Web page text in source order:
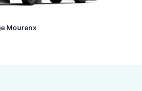
Mourenx